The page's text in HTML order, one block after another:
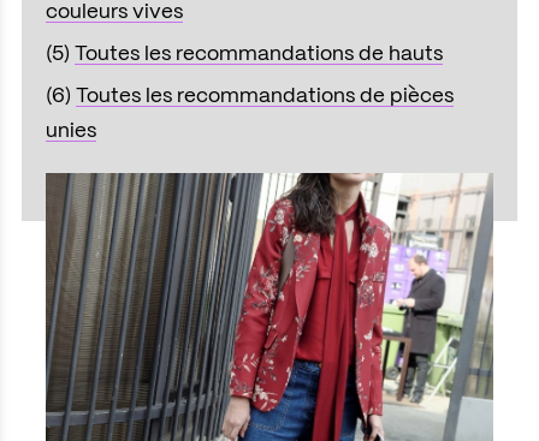
couleurs vives
(5) Toutes les recommandations de hauts
(6) Toutes les recommandations de pièces
unies